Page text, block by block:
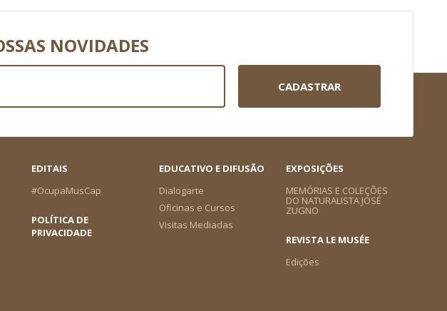
NOVIDADES
CADASTRAR
EDITAIS
#OcupaMusCap
EDUCATIVO E DIFUSÃO
Dialogarte
Oficinas e Cursos
Visitas Mediadas
EXPOSIÇÕES
MEMÓRIAS E COLEÇÕES
DO NATURALISTA JOSÉ
ZUGNO
POLÍTICA DE
PRIVACIDADE
REVISTA LE MUSÉE
Edições